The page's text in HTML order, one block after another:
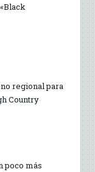
regional para
Country
poco más